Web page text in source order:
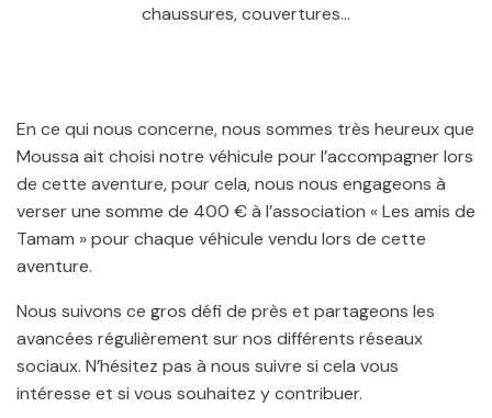
chaussures, couvertures…
En ce qui nous concerne, nous sommes très heureux que
Moussa ait choisi notre véhicule pour l’accompagner lors
de cette aventure, pour cela, nous nous engageons à
verser une somme de 400 € à l’association « Les amis de
Tamam » pour chaque véhicule vendu lors de cette
aventure.
Nous suivons ce gros défi de près et partageons les
avancées régulièrement sur nos différents réseaux
sociaux. N’hésitez pas à nous suivre si cela vous
intéresse et si vous souhaitez y contribuer.